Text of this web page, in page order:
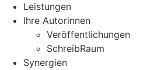
Leistungen
Ihre Autorinnen
Veröffentlichungen
SchreibRaum
Synergien